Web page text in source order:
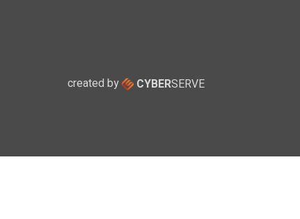
created by CYBERSERVE